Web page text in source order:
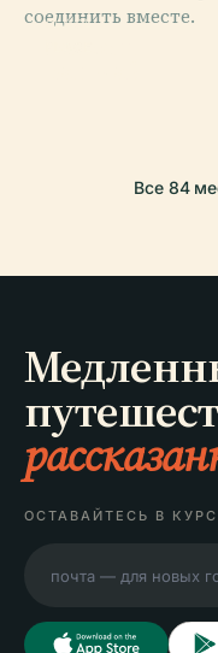
соединить вместе.
PLACE
Все 84
ОСТАВАЙТЕСЬ В